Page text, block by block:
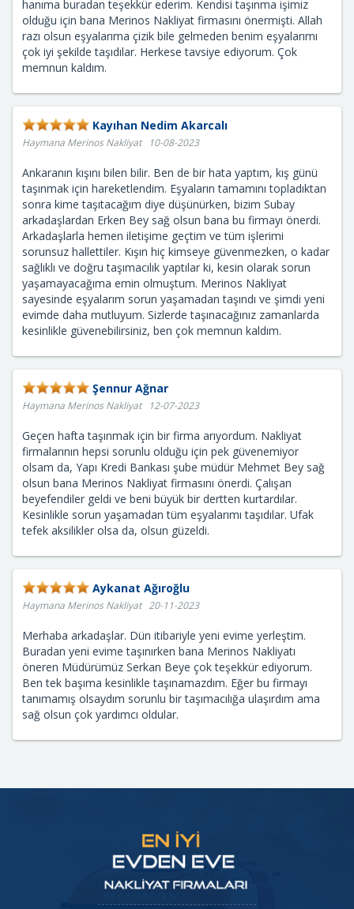
hanıma buradan teşekkür ederim. Kendisi taşınma işimiz
olduğu için bana Merinos Nakliyat firmasını önermişti. Allah
razı olsun eşyalarıma çizik bile gelmeden benim eşyalarımı
çok iyi şekilde taşıdılar. Herkese tavsiye ediyorum. Çok
memnun kaldım.
Kayıhan Nedim Akarcalı
Haymana Merinos Nakliyat 10-08-2023
Ankaranın kışını bilen bilir. Ben de bir hata yaptım, kış günü
taşınmak için hareketlendim. Eşyaların tamamını topladıktan
sonra kime taşıtacağım diye düşünürken, bizim Subay
arkadaşlardan Erken Bey sağ olsun bana bu firmayı önerdi.
Arkadaşlarla hemen iletişime geçtim ve tüm işlerimi
sorunsuz hallettiler. Kışın hiç kimseye güvenmezken, o kadar
sağlıklı ve doğru taşımacılık yaptılar ki, kesin olarak sorun
yaşamayacağıma emin olmuştum. Merinos Nakliyat
sayesinde eşyalarım sorun yaşamadan taşındı ve şimdi yeni
evimde daha mutluyum. Sizlerde taşınacağınız zamanlarda
kesinlikle güvenebilirsiniz, ben çok memnun kaldım.
Şennur Ağnar
Haymana Merinos Nakliyat 12-07-2023
Geçen hafta taşınmak için bir firma arıyordum. Nakliyat
firmalarının hepsi sorunlu olduğu için pek güvenemiyor
olsam da, Yapı Kredi Bankası şube müdür Mehmet Bey sağ
olsun bana Merinos Nakliyat firmasını önerdi. Çalışan
beyefendiler geldi ve beni büyük bir dertten kurtardılar.
Kesinlikle sorun yaşamadan tüm eşyalarımı taşıdılar. Ufak
tefek aksilikler olsa da, olsun güzeldi.
Aykanat Ağıroğlu
Haymana Merinos Nakliyat 20-11-2023
Merhaba arkadaşlar. Dün itibariyle yeni evime yerleştim.
Buradan yeni evime taşınırken bana Merinos Nakliyatı
öneren Müdürümüz Serkan Beye çok teşekkür ediyorum.
Ben tek başıma kesinlikle taşınamazdım. Eğer bu firmayı
tanımamış olsaydım sorunlu bir taşımacılığa ulaşırdım ama
sağ olsun çok yardımcı oldular.